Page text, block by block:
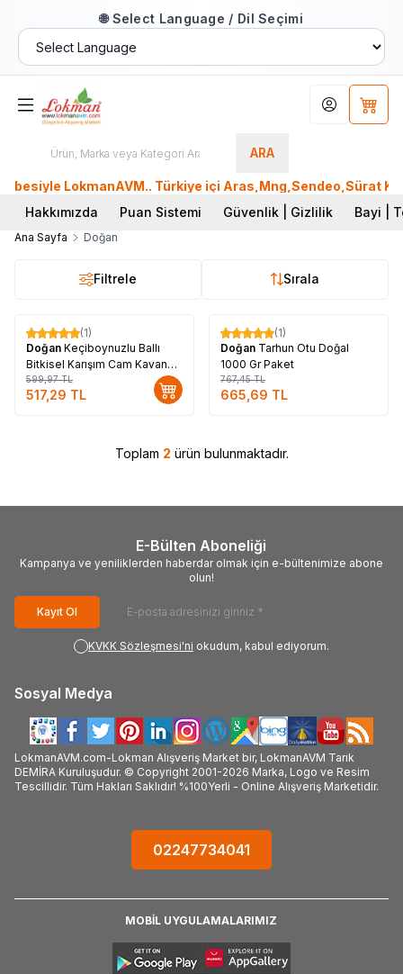
🌐 Select Language / Dil Seçimi
ARA
Hesabım
LokmanAVM.. Türkiye içi Aras,Mng,Sendeo,Sürat
Hakkımızda
Puan Sistemi Güvenlik | Gizlilik Bayi |
Ana Sayfa Doğan
Filtrele Sırala
%14
(1)
Doğan Keçiboynuzlu Ballı
Bitkisel Karışım Cam Kavanoz
450 Gr
599,97TL
517,29 TL
%13
(1)
Doğan Tarhun Otu Doğal
1000 Gr Paket
767,45TL
665,69 TL
Toplam 2 ürün bulunmaktadır.
E-Bülten Aboneliği
Kampanya ve yeniliklerden haberdar olmak için e-bültenimize abone
olun!
Kayıt Ol
KVKK Sözleşmesi'ni okudum, kabul ediyorum.
Sosyal Medya
LokmanAVM.com-Lokman Alışveriş Market bir, LokmanAVM Tarık
DEMİRA Kuruluşudur. © Copyright 2001-2026 Marka, Logo ve Resim
Tescillidir. Tüm Hakları Saklıdır! %100Yerli - Online Alışveriş Marketidir.
02247734041
MOBİL UYGULAMALARIMIZ